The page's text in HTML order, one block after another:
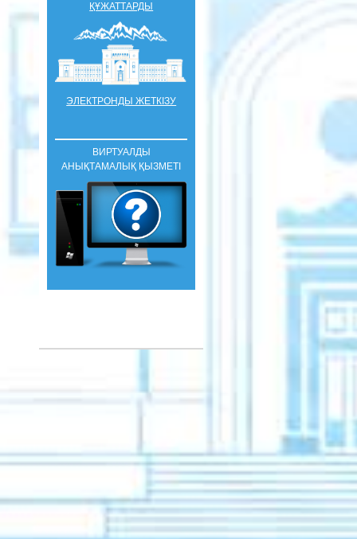
ҚҰЖАТТАРДЫ
ЭЛЕКТРОНДЫ ЖЕТКІЗУ
ВИРТУАЛДЫ
АНЫҚТАМАЛЫҚ ҚЫЗМЕТІ